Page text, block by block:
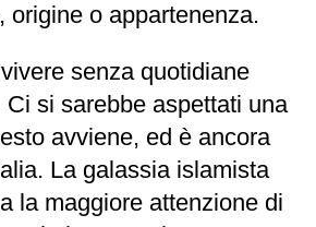
o appartenenza.
senza quotidiane
si sarebbe aspettati una
avviene, ed è ancora
La galassia islamista
la maggiore attenzione di